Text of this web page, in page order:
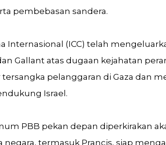
pembebasan sandera.
Internasional (ICC) telah
Gallant atas dugaan kejahatan
pelanggaran di Gaza dan
Israel.
PBB pekan depan diperkirakan
termasuk Prancis, siap